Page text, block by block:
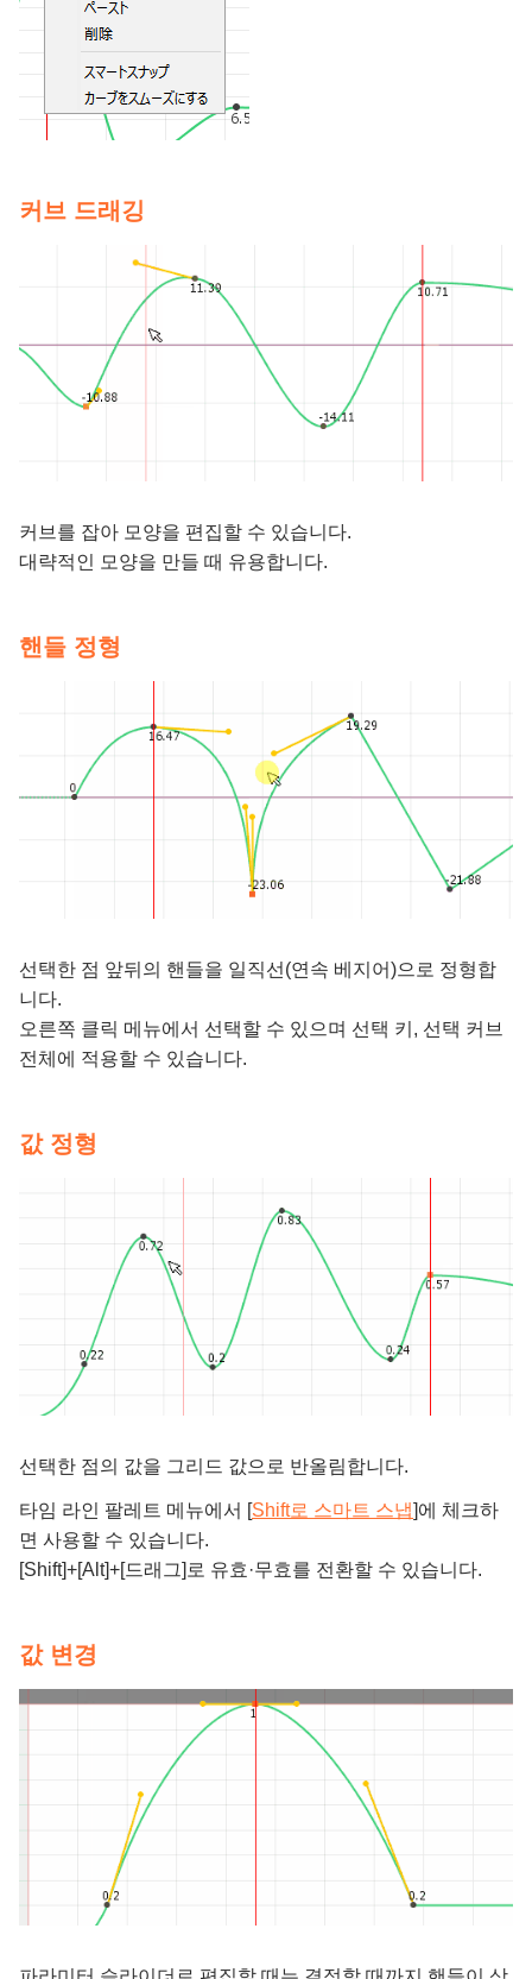
커브 드래깅
커브를 잡아 모양을 편집할 수 있습니다.
대략적인 모양을 만들 때 유용합니다.
핸들 정형
선택한 점 앞뒤의 핸들을 일직선(연속 베지어)으로 정형합
니다.
오른쪽 클릭 메뉴에서 선택할 수 있으며 선택 키, 선택 커브
전체에 적용할 수 있습니다.
값 정형
선택한 점의 값을 그리드 값으로 반올림합니다.
타임 라인 팔레트 메뉴에서 [Shift로 스마트 스냅]에 체크하
면 사용할 수 있습니다.
[Shift]+[Alt]+[드래그]로 유효·무효를 전환할 수 있습니다.
값 변경